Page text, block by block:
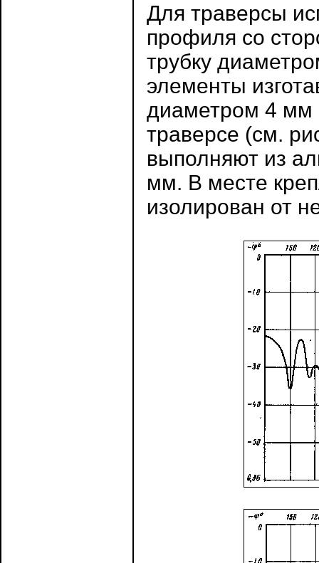
Для траверсы
профиля со
трубку
элементы
диаметром 4 мм
траверсе (см.
выполняют из
мм. В месте
изолирован от